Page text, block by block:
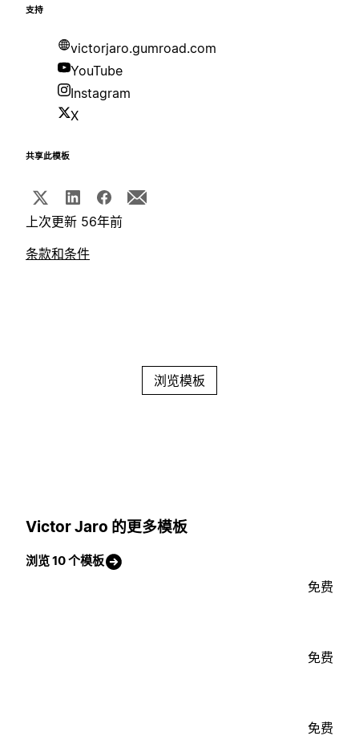
支持
victorjaro.gumroad.com
YouTube
Instagram
X
共享此模板
上次更新 56年前
条款和条件
浏览模板
Victor Jaro 的更多模板
浏览 10 个模板
免费
免费
免费